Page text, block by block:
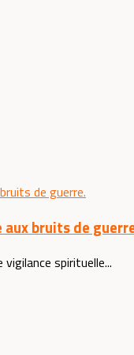
aux bruits de
spirituelle...